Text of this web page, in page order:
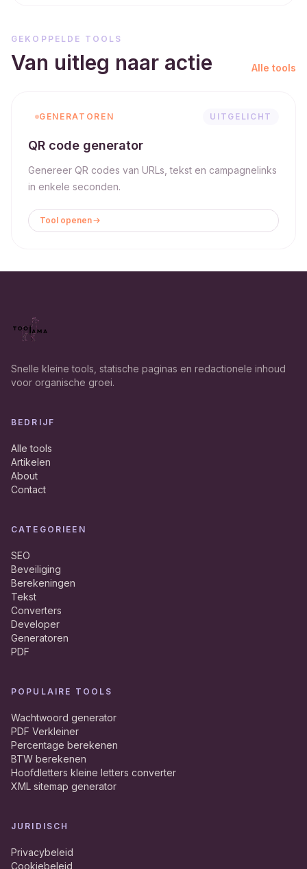
GEKOPPELDE TOOLS
Van uitleg naar actie Alle tools
GENERATOREN UITGELICHT
QR code generator
Genereer QR codes van URLs, tekst en campagnelinks
in enkele seconden.
Tool openen
Snelle kleine tools, statische paginas en redactionele inhoud
voor organische groei.
BEDRIJF
Alle tools
Artikelen
About
Contact
CATEGORIEEN
SEO
Beveiliging
Berekeningen
Tekst
Converters
Developer
Generatoren
PDF
POPULAIRE TOOLS
Wachtwoord generator
PDF Verkleiner
Percentage berekenen
BTW berekenen
Hoofdletters kleine letters converter
XML sitemap generator
JURIDISCH
Privacybeleid
Cookiebeleid